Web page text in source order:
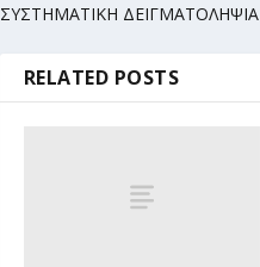
ΣΥΣΤΗΜΑΤΙΚΗ ΔΕΙΓΜΑΤΟΛΗΨΙΑ
RELATED POSTS